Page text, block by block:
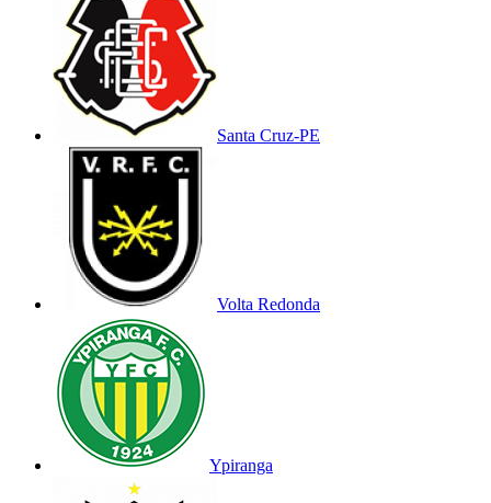
Santa Cruz-PE
Volta Redonda
Ypiranga